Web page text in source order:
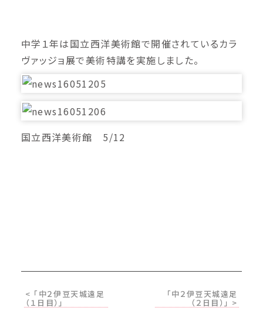
中学１年は国立西洋美術館で開催されているカラ
ヴァッジョ展で美術特講を実施しました。
国立西洋美術館 5/12
< 「中２伊豆天城遠足
（１日目）」
「中２伊豆天城遠足
（２日目）」 >